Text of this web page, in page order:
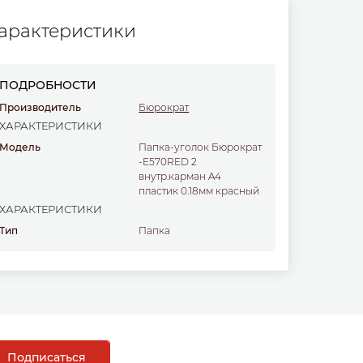
ПОДРОБНОСТИ
Производитель Бюрократ
ХАРАКТЕРИСТИКИ
Модель
Папка-уголок Бюрократ
-E570RED 2
внутр.карман A4
пластик 0.18мм красный
ХАРАКТЕРИСТИКИ
Тип папка